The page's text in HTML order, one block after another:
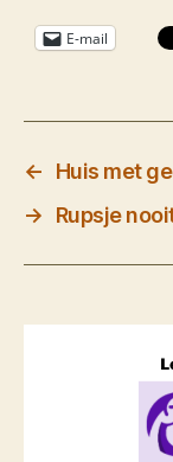
E-mail
←
Huis met
→
Rupsje